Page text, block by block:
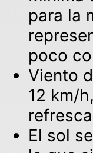
para la
poco
Viento
12 km/
El sol